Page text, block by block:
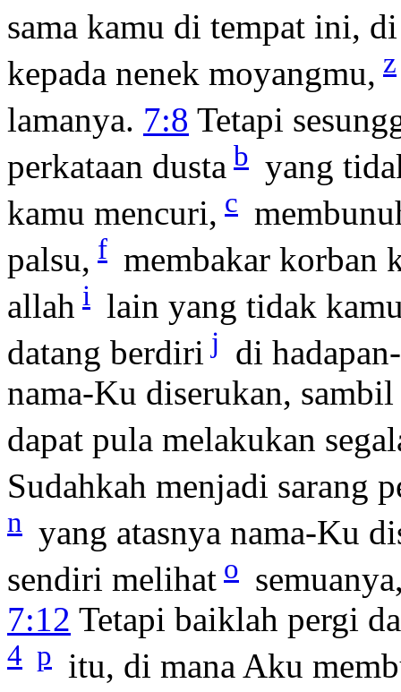
sama kamu di tempat ini,
kepada nenek moyangmu, z
lamanya. 7:8 Tetapi
perkataan dusta b yang
kamu mencuri, c
palsu, f membakar korban
allah i lain yang tidak
datang berdiri j di
nama-Ku diserukan,
dapat pula melakukan
Sudahkah menjadi sarang
n yang atasnya nama-Ku
sendiri melihat o
7:12 Tetapi baiklah pergi
4 p itu, di mana Aku